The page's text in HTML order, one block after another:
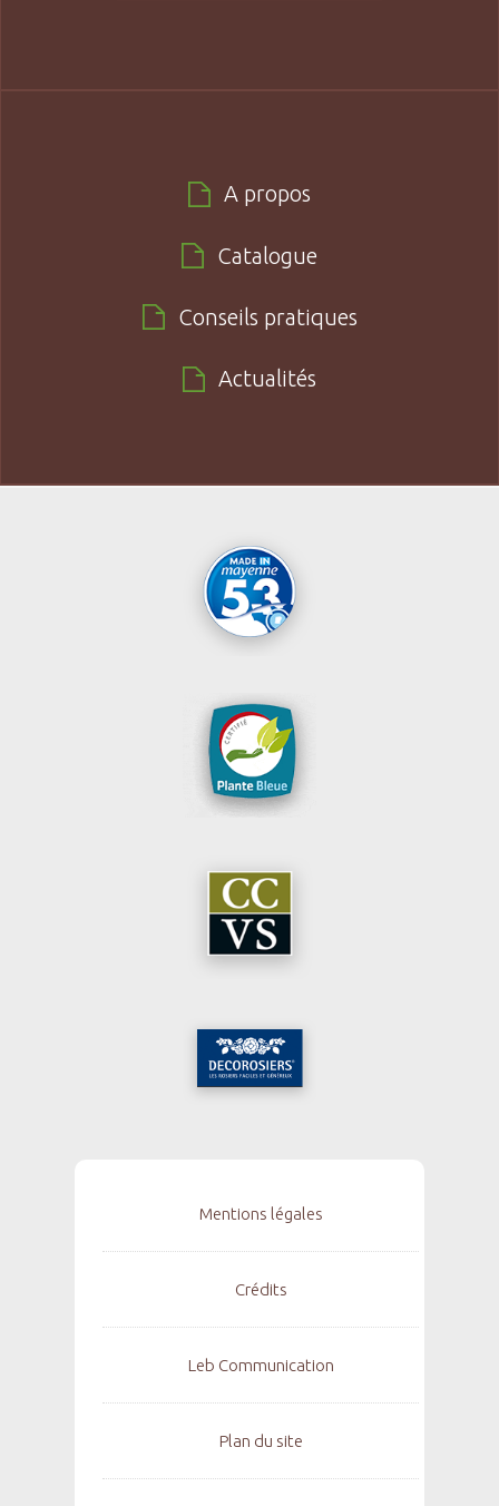
A propos
Catalogue
Conseils pratiques
Actualités
Mentions légales
Crédits
Leb Communication
Plan du site